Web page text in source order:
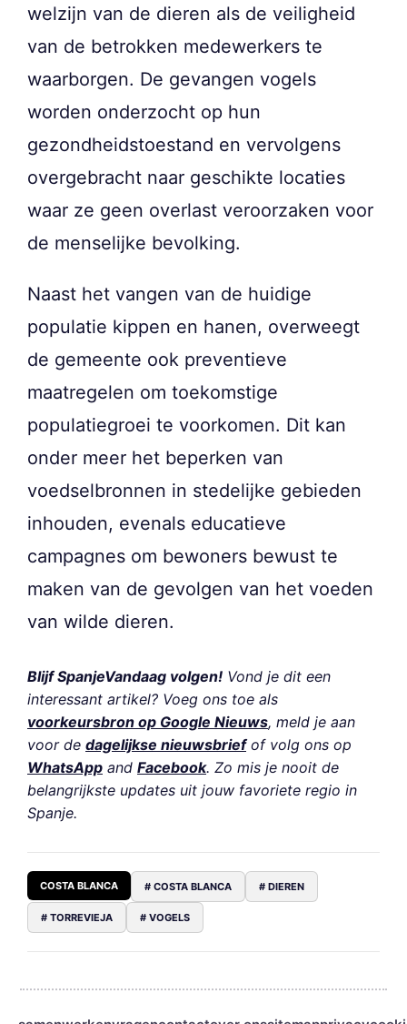
welzijn van de dieren als de veiligheid
van de betrokken medewerkers te
waarborgen. De gevangen vogels
worden onderzocht op hun
gezondheidstoestand en vervolgens
overgebracht naar geschikte locaties
waar ze geen overlast veroorzaken voor
de menselijke bevolking.
Naast het vangen van de huidige
populatie kippen en hanen, overweegt
de gemeente ook preventieve
maatregelen om toekomstige
populatiegroei te voorkomen. Dit kan
onder meer het beperken van
voedselbronnen in stedelijke gebieden
inhouden, evenals educatieve
campagnes om bewoners bewust te
maken van de gevolgen van het voeden
van wilde dieren.
Blijf SpanjeVandaag volgen! Vond je dit een
interessant artikel? Voeg ons toe als
voorkeursbron op Google Nieuws, meld je aan
voor de dagelijkse nieuwsbriefof volg ons op
WhatsApp and Facebook. Zo mis je nooit de
belangrijkste updates uit jouw favoriete regio in
Spanje.
COSTA BLANCA # COSTA BLANCA # DIEREN
# TORREVIEJA # VOGELS